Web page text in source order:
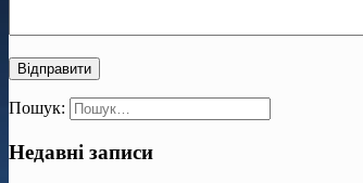
Пошук:
Недавні записи